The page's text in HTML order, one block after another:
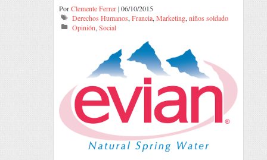
PorClemente Ferrer| 06/10/2015
Derechos Humanos, Francia, Marketing, niños soldado
Opinión, Social